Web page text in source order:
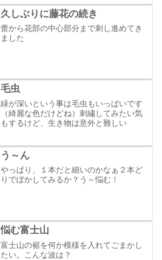
って生き抜いてきて、...
久しぶりに藤花の続き
蕾から花部の中心部分まで刺し進めてき
ました
毛虫
緑が深いという事は毛虫もいっぱいです
（綺麗な色だけどね）刺繡してみたい気
もするけど、生き物は意外と難しい
う～ん
やっぱり、１本だと細いのかなぁ２本ど
りでぼかしてみるか？う～悩む！
悩む富士山
富士山の裾を何か模様を入れてごまかし
たい。こんな波は？